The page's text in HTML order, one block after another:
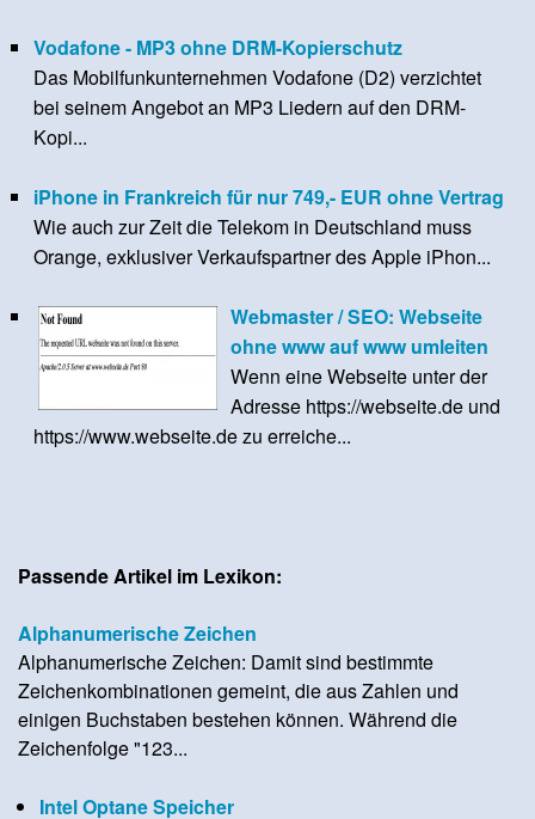
Vodafone - MP3 ohne DRM-Kopierschutz
Das Mobilfunkunternehmen Vodafone (D2) verzichtet
bei seinem Angebot an MP3 Liedern auf den DRM-
Kopi...
iPhone in Frankreich für nur 749,- EUR ohne Vertrag
Wie auch zur Zeit die Telekom in Deutschland muss
Orange, exklusiver Verkaufspartner des Apple iPhon...
Webmaster / SEO: Webseite
ohne www auf www umleiten
Wenn eine Webseite unter der
Adresse https://webseite.de und
https://www.webseite.de zu erreiche...
Passende Artikel im Lexikon:
Alphanumerische Zeichen
Alphanumerische Zeichen: Damit sind bestimmte
Zeichenkombinationen gemeint, die aus Zahlen und
einigen Buchstaben bestehen können. Während die
Zeichenfolge "123...
Intel Optane Speicher